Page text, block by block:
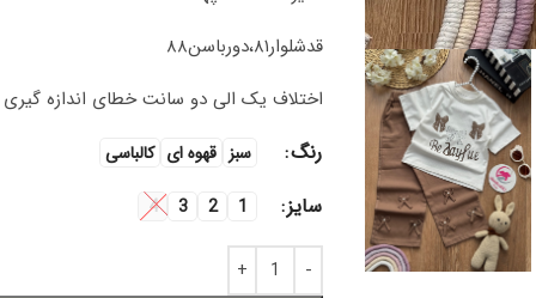
قد‌شلوار۸۱،دورباسن۸۸
اختلاف یک الی دو سانت خطای اندازه گیری
رنگ سبز قهوه ای کالباسی
سایز 1
2
3
4